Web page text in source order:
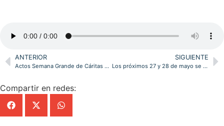
ANTERIOR
Actos Semana Grande de Cáritas del 23 al 29 de mayo
SIGUIENTE
Los próximos 27 y 28 de mayo se celebran las VI Jornadas Católicos y Vida Pública en Cantabria
Compartir en redes: